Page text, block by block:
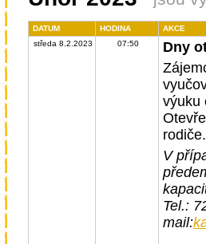
DATUM HODINA
AKCE
středa 8.2.2023
07:50
Dny
výuku
rodiče.
V
Tel.:
mail: